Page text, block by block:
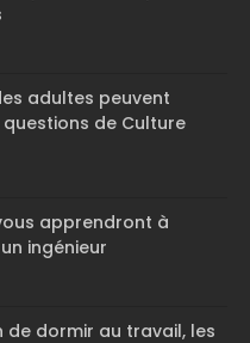
adultes peuvent
de Culture
apprendront à
ingénieur
dormir au travail, les